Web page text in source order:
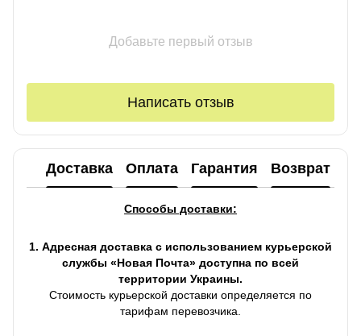
Добавьте первый отзыв
Написать отзыв
Доставка Оплата Гарантия Возврат
Способы доставки:
1. Адресная доставка с использованием курьерской
службы «Новая Почта» доступна по всей
территории Украины.
Стоимость курьерской доставки определяется по
тарифам перевозчика.